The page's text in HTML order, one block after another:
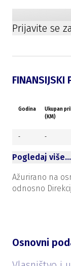
Prijavite se
FINANSIJSKI
Godina
Ukupan
(KM)
- -
Pogledaj više…
Ažurirano na
odnosno
Osnovni